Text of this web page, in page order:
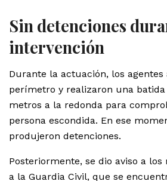
Sin detenciones
intervención
Durante la actuación, los agentes
perímetro y realizaron una batida
metros a la redonda para
persona escondida. En ese
produjeron detenciones.
Posteriormente, se dio aviso a
a la Guardia Civil, que se